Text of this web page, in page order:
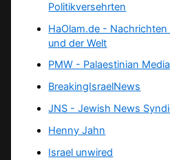
Politikversehrten
HaOlam.de -
und der Welt
PMW - Palaestinian
BreakingIsraelNews
JNS - Jewish News
Henny Jahn
Israel unwired